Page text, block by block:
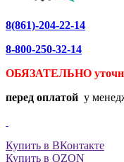
8(861)-204-22-14
8-800-250-32-14
ОБЯЗАТЕЛЬНО
перед оплатой у
Купить в ВКонтакте
Купить в OZON